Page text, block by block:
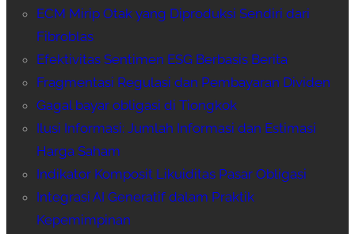
ECM Mirip Otak yang Diproduksi Sendiri dari
Fibroblas
Efektivitas Sentimen ESG Berbasis Berita
Fragmentasi Regulasi dan Pembayaran Dividen
Gagal bayar obligasi di Tiongkok
Ilusi Informasi: Jumlah Informasi dan Estimasi
Harga Saham
Indikator Komposit Likuiditas Pasar Obligasi
Integrasi AI Generatif dalam Praktik
Kepemimpinan